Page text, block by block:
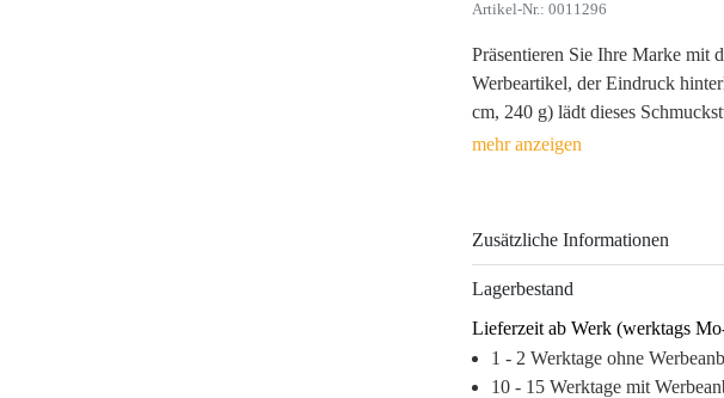
Artikel-Nr.: 0011296
Präsentieren Sie Ihre Marke mit
Werbeartikel, der Eindruck
cm, 240 g) lädt dieses
Technik, wie USB-C und zwei
Faszinieren Sie Ihre Kunden
garantieren Sie eine langfristige
Warum dieses Produkt Ihre
Zusätzliche Informationen
Lagerbestand
Lieferzeit ab Werk (werktags
1 - 2 Werktage ohne
10 - 15 Werktage mit